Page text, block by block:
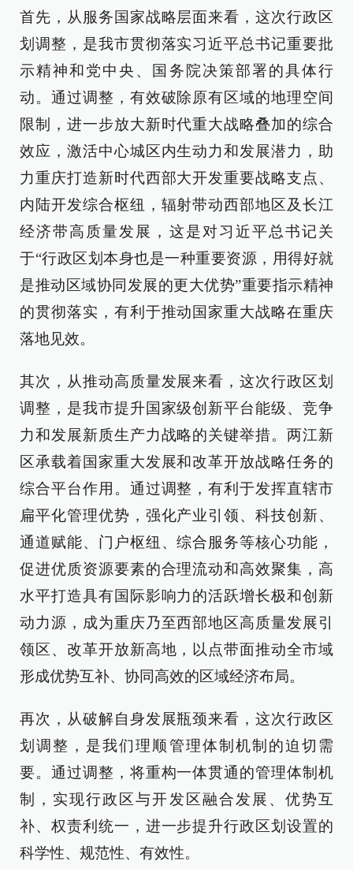
首先，从服务国家战略层面来看，这次行政区
划调整，是我市贯彻落实习近平总书记重要批
示精神和党中央、国务院决策部署的具体行
动。通过调整，有效破除原有区域的地理空间
限制，进一步放大新时代重大战略叠加的综合
效应，激活中心城区内生动力和发展潜力，助
力重庆打造新时代西部大开发重要战略支点、
内陆开发综合枢纽，辐射带动西部地区及长江
经济带高质量发展，这是对习近平总书记关
于“行政区划本身也是一种重要资源，用得好就
是推动区域协同发展的更大优势”重要指示精神
的贯彻落实，有利于推动国家重大战略在重庆
落地见效。
其次，从推动高质量发展来看，这次行政区划
调整，是我市提升国家级创新平台能级、竞争
力和发展新质生产力战略的关键举措。两江新
区承载着国家重大发展和改革开放战略任务的
综合平台作用。通过调整，有利于发挥直辖市
扁平化管理优势，强化产业引领、科技创新、
通道赋能、门户枢纽、综合服务等核心功能，
促进优质资源要素的合理流动和高效聚集，高
水平打造具有国际影响力的活跃增长极和创新
动力源，成为重庆乃至西部地区高质量发展引
领区、改革开放新高地，以点带面推动全市域
形成优势互补、协同高效的区域经济布局。
再次，从破解自身发展瓶颈来看，这次行政区
划调整，是我们理顺管理体制机制的迫切需
要。通过调整，将重构一体贯通的管理体制机
制，实现行政区与开发区融合发展、优势互
补、权责利统一，进一步提升行政区划设置的
科学性、规范性、有效性。